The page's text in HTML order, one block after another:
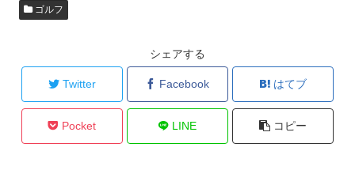
ゴルフ
シェアする
Twitter Facebook はてブ
Pocket LINE コピー